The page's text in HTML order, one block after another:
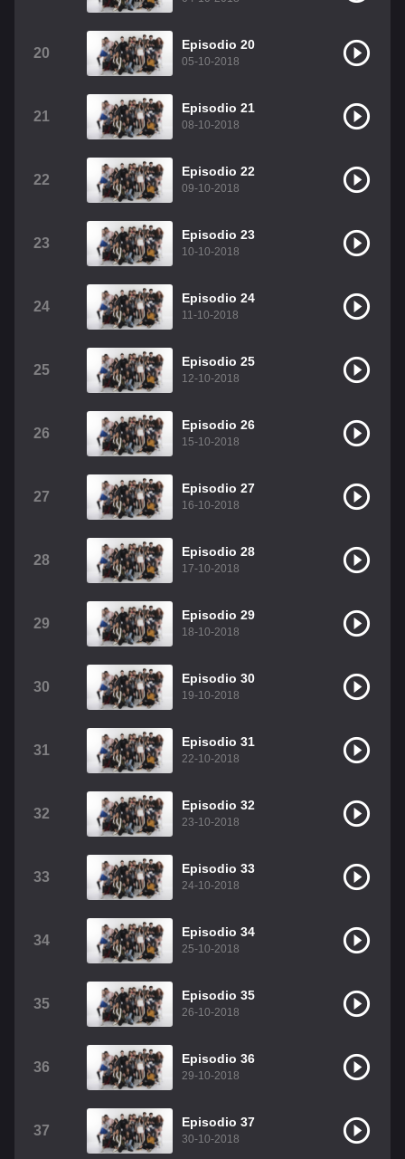
20
Episodio 20
05-10-2018
21
Episodio 21
08-10-2018
22
Episodio 22
09-10-2018
23
Episodio 23
10-10-2018
24
Episodio 24
11-10-2018
25
Episodio 25
12-10-2018
26
Episodio 26
15-10-2018
27
Episodio 27
16-10-2018
28
Episodio 28
17-10-2018
29
Episodio 29
18-10-2018
30
Episodio 30
19-10-2018
31
Episodio 31
22-10-2018
32
Episodio 32
23-10-2018
33
Episodio 33
24-10-2018
34
Episodio 34
25-10-2018
35
Episodio 35
26-10-2018
36
Episodio 36
29-10-2018
37
Episodio 37
30-10-2018